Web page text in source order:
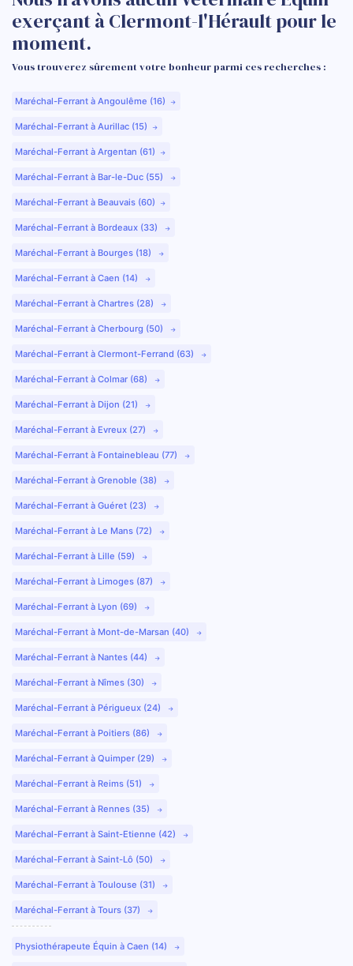
exerçant à Clermont-l'Hérault pour le
moment.
Vous trouverez sûrement votre bonheur parmi ces recherches :
Maréchal-Ferrant à Angoulême (16)
Maréchal-Ferrant à Aurillac (15)
Maréchal-Ferrant à Argentan (61)
Maréchal-Ferrant à Bar-le-Duc (55)
Maréchal-Ferrant à Beauvais (60)
Maréchal-Ferrant à Bordeaux (33)
Maréchal-Ferrant à Bourges (18)
Maréchal-Ferrant à Caen (14)
Maréchal-Ferrant à Chartres (28)
Maréchal-Ferrant à Cherbourg (50)
Maréchal-Ferrant à Clermont-Ferrand (63)
Maréchal-Ferrant à Colmar (68)
Maréchal-Ferrant à Dijon (21)
Maréchal-Ferrant à Evreux (27)
Maréchal-Ferrant à Fontainebleau (77)
Maréchal-Ferrant à Grenoble (38)
Maréchal-Ferrant à Guéret (23)
Maréchal-Ferrant à Le Mans (72)
Maréchal-Ferrant à Lille (59)
Maréchal-Ferrant à Limoges (87)
Maréchal-Ferrant à Lyon (69)
Maréchal-Ferrant à Mont-de-Marsan (40)
Maréchal-Ferrant à Nantes (44)
Maréchal-Ferrant à Nîmes (30)
Maréchal-Ferrant à Périgueux (24)
Maréchal-Ferrant à Poitiers (86)
Maréchal-Ferrant à Quimper (29)
Maréchal-Ferrant à Reims (51)
Maréchal-Ferrant à Rennes (35)
Maréchal-Ferrant à Saint-Etienne (42)
Maréchal-Ferrant à Saint-Lô (50)
Maréchal-Ferrant à Toulouse (31)
Maréchal-Ferrant à Tours (37)
Physiothérapeute Équin à Caen (14)